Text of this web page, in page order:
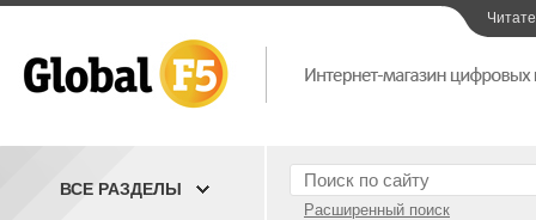
Расширенный поиск
ВСЕ РАЗДЕЛЫ